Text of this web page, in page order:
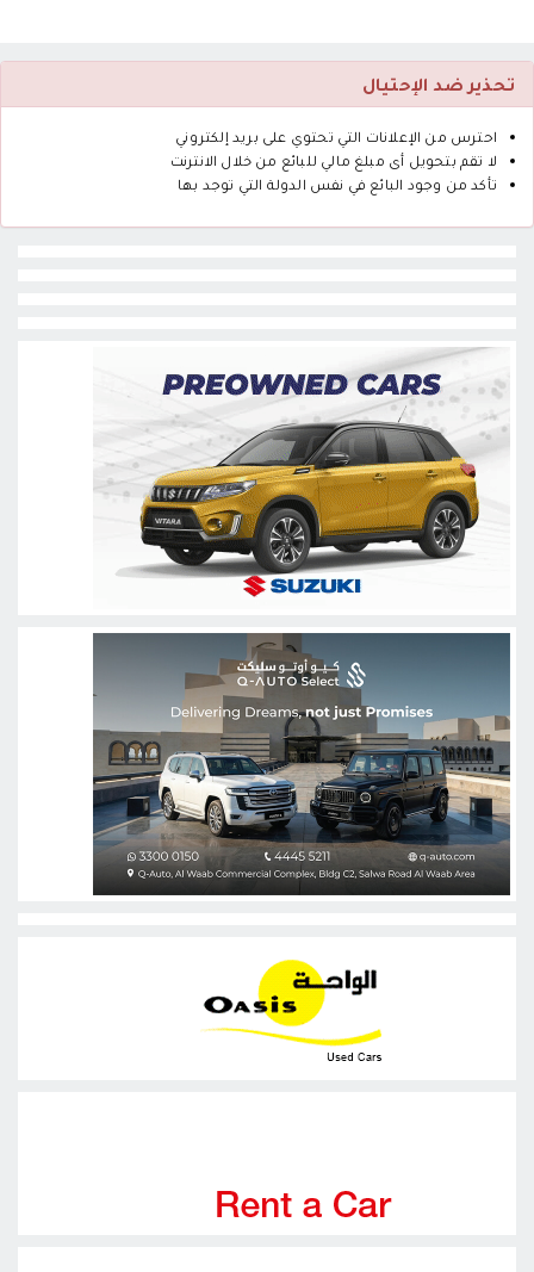
تحذير ضد الإحتيال
احترس من الإعلانات التي تحتوي على بريد إلكتروني
لا تقم بتحويل أى مبلغ مالي للبائع من خلال الانترنت
تأكد من وجود البائع في نفس الدولة التي توجد بها